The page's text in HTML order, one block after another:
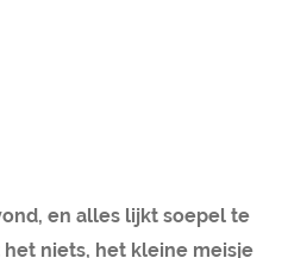
en alles lijkt soepel te
niets, het kleine meisje